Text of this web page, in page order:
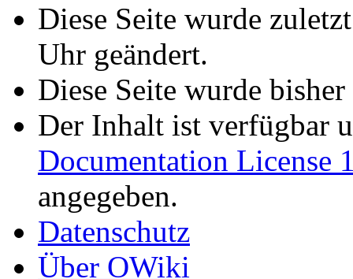
Diese Seite wurde
Uhr geändert.
Diese Seite wurde
Der Inhalt ist verfügbar
Documentation License
angegeben.
Datenschutz
Über OWiki